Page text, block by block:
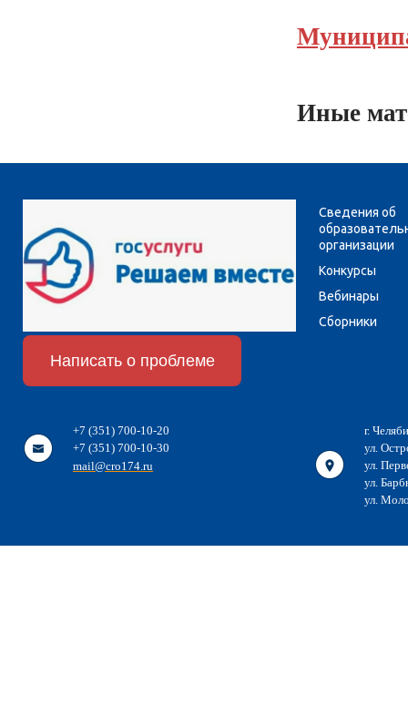
Иные
Написать о проблеме
Сведения об
организации
Конкурсы
Вебинары
Сборники
+7 (351) 700-10-20
+7 (351) 700-10-30
mail@cro174.ru
г.
ул.
ул.
ул.
ул.